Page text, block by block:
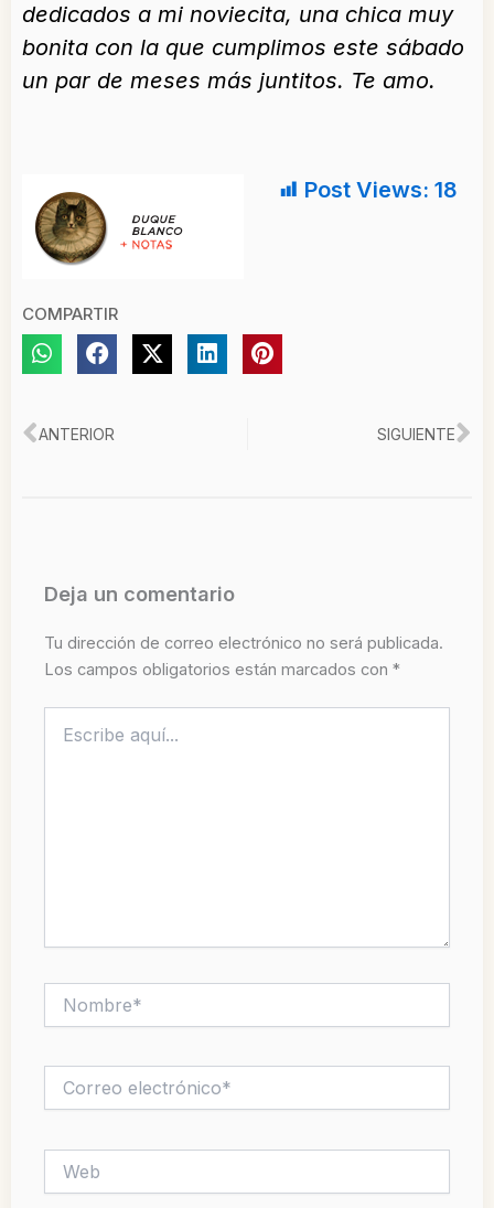
dedicados a mi noviecita, una chica muy
bonita con la que cumplimos este sábado
un par de meses más juntitos. Te amo.
Post Views: 18
COMPARTIR
Ant
ANTERIOR SIGUIENTE
Deja un comentario
Tu dirección de correo electrónico no será publicada.
Los campos obligatorios están marcados con *
aquí...
electrónico*